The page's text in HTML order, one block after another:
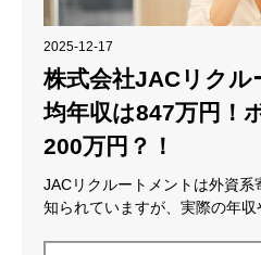
2025-12-17
株式会社JACリクル
均年収は847万円！
200万円？！
JACリクルートメントは外資系
知られていますが、実際の年収